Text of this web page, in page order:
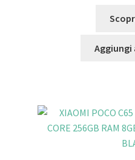
Aggiungi